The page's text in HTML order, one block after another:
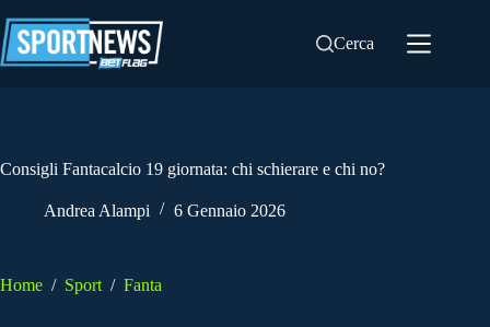
al
contenuto
Cerca
Consigli Fantacalcio 19 giornata: chi schierare e chi no?
Andrea Alampi 6 Gennaio 2026
Home / Sport / Fanta